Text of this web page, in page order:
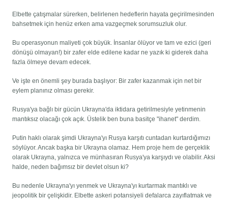
Elbette çatışmalar sürerken, belirlenen hedeflerin hayata geçirilmesinden
bahsetmek için henüz erken ama vazgeçmek sorumsuzluk olur.
Bu operasyonun maliyeti çok büyük. İnsanlar ölüyor ve tam ve ezici (geri
dönüşü olmayan!) bir zafer elde edilene kadar ne yazık ki giderek daha
fazla ölmeye devam edecek.
Ve işte en önemli şey burada başlıyor: Bir zafer kazanmak için net bir
eylem planınız olması gerekir.
Rusya'ya bağlı bir gücün Ukrayna'da iktidara getirilmesiyle yetinmenin
mantıksız olacağı çok açık. Üstelik ben buna basitçe "ihanet" derdim.
Putin haklı olarak şimdi Ukrayna'yı Rusya karşıtı cuntadan kurtardığımızı
söylüyor. Ancak başka bir Ukrayna olamaz. Hem proje hem de gerçeklik
olarak Ukrayna, yalnızca ve münhasıran Rusya'ya karşıydı ve olabilir. Aksi
halde, neden bağımsız bir devlet olsun ki?
Bu nedenle Ukrayna'yı yenmek ve Ukrayna'yı kurtarmak mantıklı ve
jeopolitik bir çelişkidir. Elbette askeri potansiyeli defalarca zayıflatmak ve